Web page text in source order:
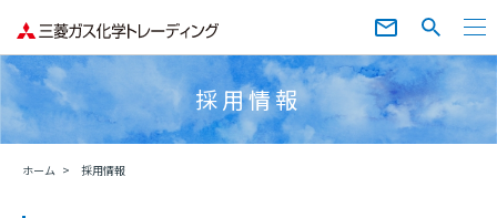
採用情報
ホーム 採用情報